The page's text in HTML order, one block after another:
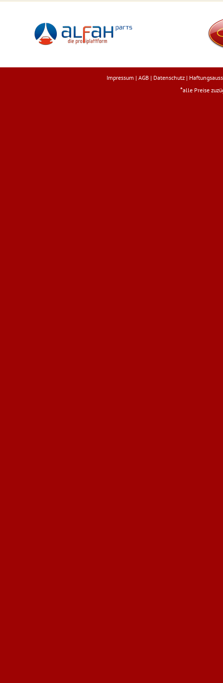
Impressum | AGB | Datenschutz |
*alle Preise